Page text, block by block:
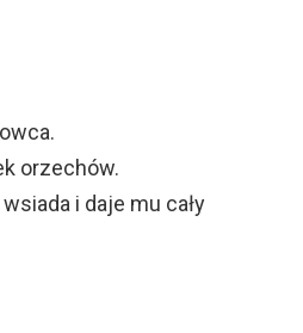
orzechów.
i daje mu cały